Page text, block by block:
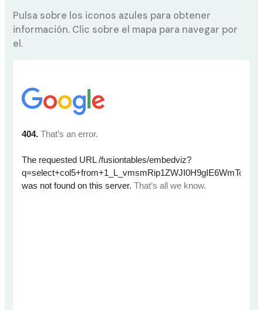
Pulsa sobre los iconos azules para obtener
información. Clic sobre el mapa para navegar por
el.